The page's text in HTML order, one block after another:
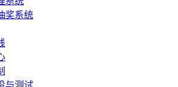
奖系统
与测试